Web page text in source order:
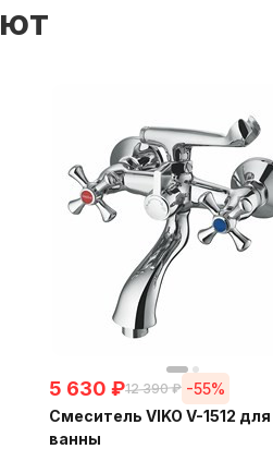
5 630 ₽12 390 ₽ -55%
Смеситель VIKO V-1512 для
ванны